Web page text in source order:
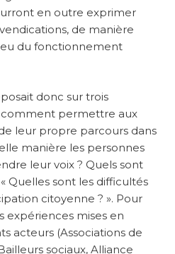
en outre exprimer
de manière
du fonctionnement
donc sur trois
comment permettre aux
leur propre parcours dans
manière les personnes
leur voix ? Quels sont
Quelles sont les difficultés
citoyenne ? ». Pour
expériences mises en
acteurs (Associations de
sociaux, Alliance